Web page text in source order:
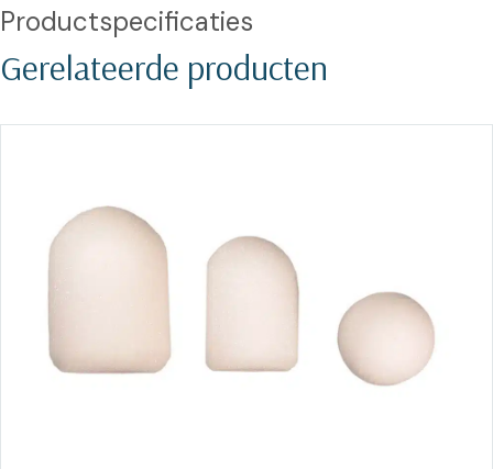
Productspecificaties
Gerelateerde producten